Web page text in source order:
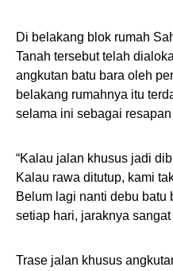
Di belakang blok rumah
Tanah tersebut telah
angkutan batu bara oleh
belakang rumahnya itu
selama ini sebagai
“Kalau jalan khusus jadi
Kalau rawa ditutup, kami
Belum lagi nanti debu batu
setiap hari, jaraknya sangat
Trase jalan khusus